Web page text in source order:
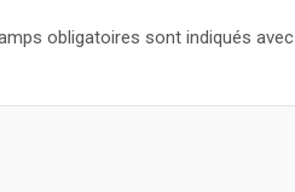
obligatoires sont indiqués